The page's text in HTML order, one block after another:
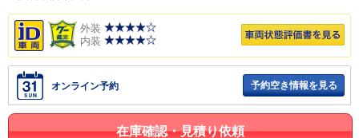
外装
内装
オンライン予約 予約空き情報を見る
在庫確認・見積り依頼